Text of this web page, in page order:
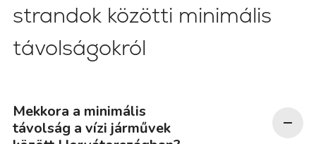
strandok közötti minimális
távolságokról
Mekkora a minimális
távolság a vízi járművek